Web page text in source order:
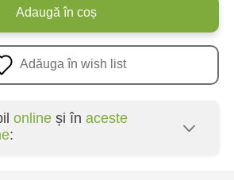
Adaugă în coș
Adăuga în wish list
online și în aceste
: